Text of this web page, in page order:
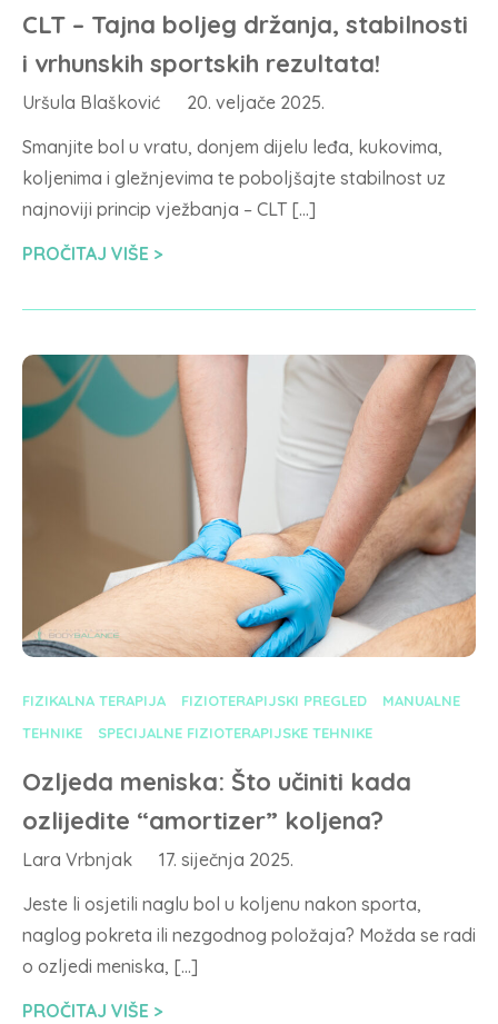
CLT – Tajna boljeg držanja, stabilnosti
i vrhunskih sportskih rezultata!
Uršula Blašković
20. veljače 2025.
Smanjite bol u vratu, donjem dijelu leđa, kukovima,
koljenima i gležnjevima te poboljšajte stabilnost uz
najnoviji princip vježbanja – CLT […]
PROČITAJ VIŠE
FIZIKALNA TERAPIJA FIZIOTERAPIJSKI PREGLED
MANUALNE
TEHNIKE
SPECIJALNE FIZIOTERAPIJSKE TEHNIKE
Ozljeda meniska: Što učiniti kada
ozlijedite “amortizer” koljena?
Lara Vrbnjak
17. siječnja 2025.
Jeste li osjetili naglu bol u koljenu nakon sporta,
naglog pokreta ili nezgodnog položaja? Možda se radi
o ozljedi meniska, […]
PROČITAJ VIŠE